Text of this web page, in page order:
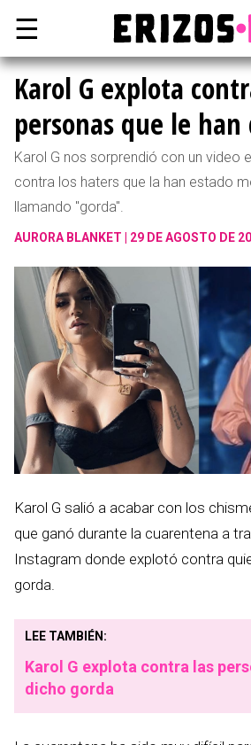
☰
Karol G explota
personas que le
Karol G nos sorprendió con un video
contra los haters que la han estado
llamando "gorda".
AURORA BLANKET 29 DE AGOSTO DE
Karol G salió a acabar con los
que ganó durante la cuarentena a
Instagram donde explotó contra
gorda.
LEE TAMBIÉN:
Karol G explota contra las
dicho gorda